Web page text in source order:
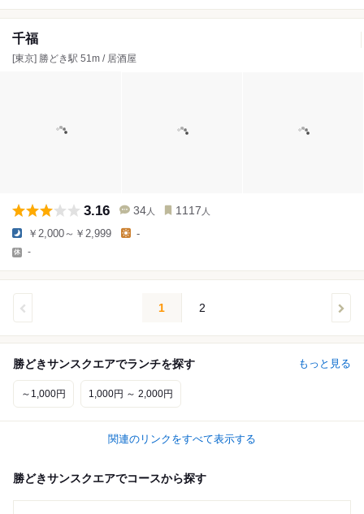
千福
[東京] 勝どき駅 51m / 居酒屋
3.16 34 人 1117 人
￥2,000～￥2,999 -
-
1 2
勝どきサンスクエアでランチを探す もっと見る
～1,000円 1,000円 ～ 2,000円
関連のリンクをすべて表示する
勝どきサンスクエアでコースから探す